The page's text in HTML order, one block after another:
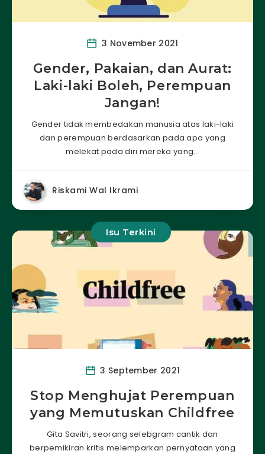
3 November 2021
Gender, Pakaian, dan Aurat:
Laki-laki Boleh, Perempuan
Jangan!
Gender tidak membedakan manusia atas laki-laki
dan perempuan berdasarkan pada apa yang
melekat pada diri mereka yang…
Riskami Wal Ikrami
Isu Terkini
3 September 2021
Stop Menghujat Perempuan
yang Memutuskan Childfree
Gita Savitri, seorang selebgram cantik dan
berpemikiran kritis melemparkan pernyataan yang